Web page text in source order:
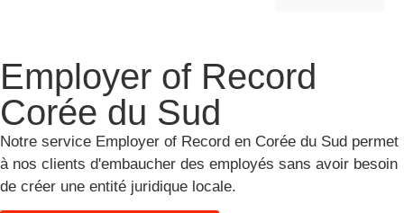
Employer of Record
Corée du Sud
Notre service Employer of Record en Corée du Sud permet
à nos clients d'embaucher des employés sans avoir besoin
de créer une entité juridique locale.